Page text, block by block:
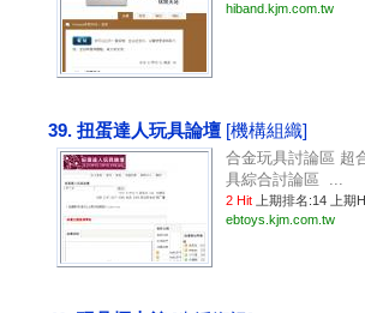
hiband.kjm.com.tw
39. 扭蛋達人玩具論壇 [機構組織]
合金玩具討論區 超
具綜合討論區 ...
2 Hit 上期排名:14 上期
ebtoys.kjm.com.tw